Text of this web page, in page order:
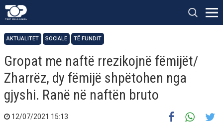
AKTUALITET SOCIALE TË FUNDIT
Gropat me naftë rrezikojnë fëmijët/
Zharrëz, dy fëmijë shpëtohen nga
gjyshi. Ranë në naftën bruto
12/07/2021 15:13